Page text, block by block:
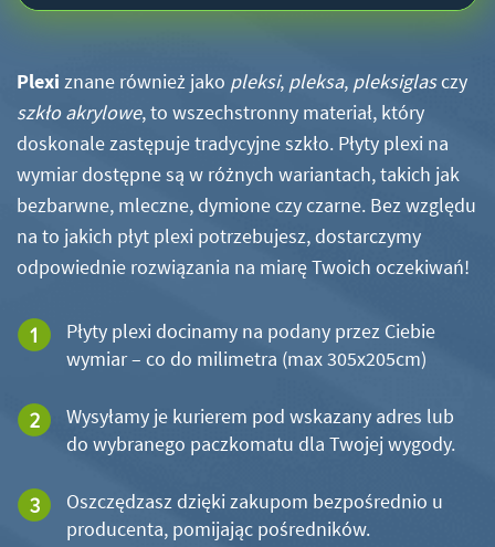
Plexi znane również jako pleksi, pleksa, pleksiglasczy
szkło akrylowe, to wszechstronny materiał, który
doskonale zastępuje tradycyjne szkło. Płyty plexi na
wymiar dostępne są w różnych wariantach, takich jak
bezbarwne, mleczne, dymione czy czarne. Bez względu
na to jakich płyt plexi potrzebujesz, dostarczymy
odpowiednie rozwiązania na miarę Twoich oczekiwań!
Płyty plexi docinamy na podany przez Ciebie
wymiar – co do milimetra (max 305x205cm)
Wysyłamy je kurierem pod wskazany adres lub
do wybranego paczkomatu dla Twojej wygody.
Oszczędzasz dzięki zakupom bezpośrednio u
producenta, pomijając pośredników.